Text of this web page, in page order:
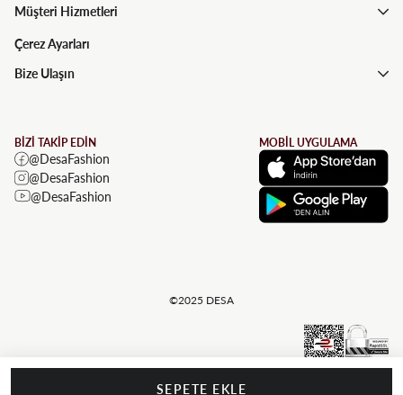
Müşteri Hizmetleri
Çerez Ayarları
Bize Ulaşın
BİZİ TAKİP EDİN
@DesaFashion
@DesaFashion
@DesaFashion
MOBİL UYGULAMA
©2025 DESA